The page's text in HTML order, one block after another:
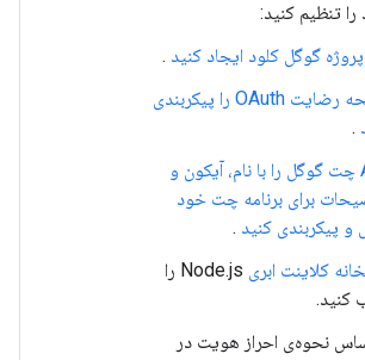
تنظیم کنید:
گوگل کلود ایجاد کنید .
صفحه رضایت OAuth را پیکربندی
.
API چت گوگل را با نام، آیکون و
برای برنامه چت خود
و پیکربندی کنید .
کلاینت ابری
Node.js را
کنید.
نحوه‌ی احراز هویت در